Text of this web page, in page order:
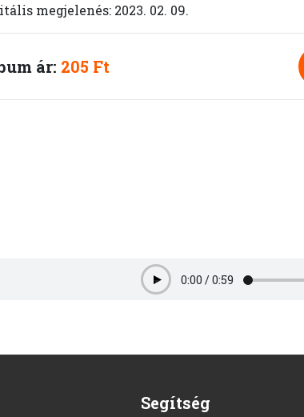
megjelenés: 2023. 02. 09.
ár: 205 Ft
Play0:00 /0:59
Segítség